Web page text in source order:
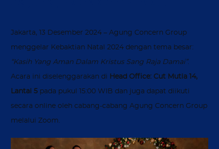
Jakarta, 13 Desember 2024 – Agung Concern Group
menggelar Kebaktian Natal 2024 dengan tema besar:
“Kasih Yang Aman Dalam Kristus Sang Raja Damai”.
Acara ini diselenggarakan di Head Office: Cut Mutia 14,
Lantai 5 pada pukul 15:00 WIB dan juga dapat diikuti
secara online oleh cabang-cabang Agung Concern Group
melalui Zoom.